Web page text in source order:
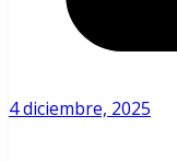
4 diciembre, 2025